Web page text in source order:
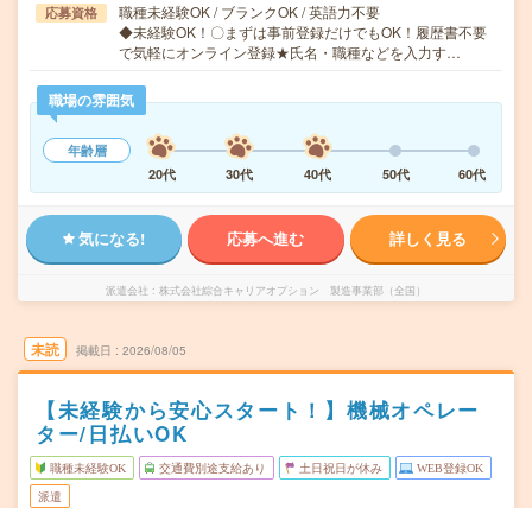
応募資格
職種未経験OK / ブランクOK / 英語力不要
◆未経験OK！〇まずは事前登録だけでもOK！履歴書不要
で気軽にオンライン登録★氏名・職種などを入力す…
職場の雰囲気
年齢層
20代
30代 40代 50代 60代
気になる! 応募へ進む 詳しく見る
派遣会社 株式会社綜合キャリアオプション 製造事業部（全国）
未読 掲載日 2026/08/05
【未経験から安心スタート！】機械オペレー
ター/日払いOK
職種未経験OK 交通費別途支給あり 土日祝日が休み WEB登録OK
派遣